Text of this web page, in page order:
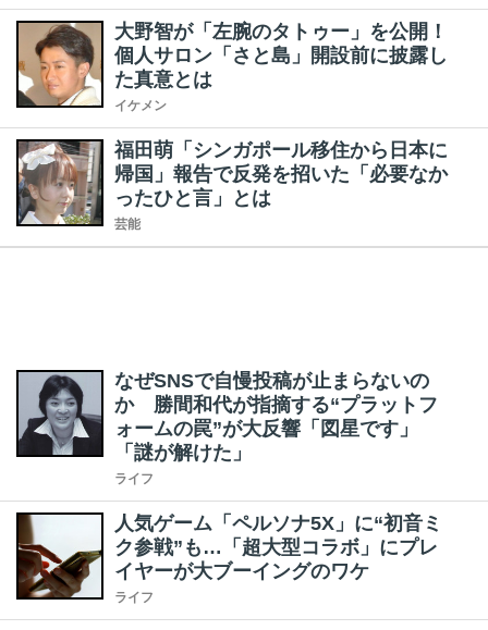
大野智が「左腕のタトゥー」を公開！
個人サロン「さと島」開設前に披露し
た真意とは
イケメン
福田萌「シンガポール移住から日本に
帰国」報告で反発を招いた「必要なか
ったひと言」とは
芸能
なぜSNSで自慢投稿が止まらないの
か 勝間和代が指摘する“プラットフ
ォームの罠”が大反響「図星です」
「謎が解けた」
ライフ
人気ゲーム「ペルソナ5X」に“初音ミ
ク参戦”も…「超大型コラボ」にプレ
イヤーが大ブーイングのワケ
ライフ